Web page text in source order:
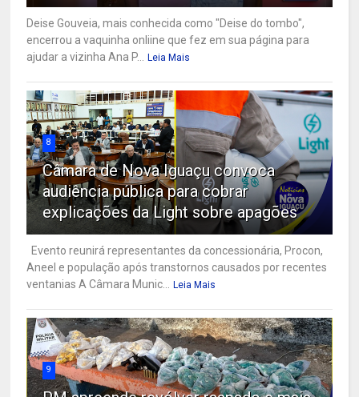
Deise Gouveia, mais conhecida como "Deise do tombo",
encerrou a vaquinha onliine que fez em sua página para
ajudar a vizinha Ana P...
Leia Mais
8
Câmara de Nova Iguaçu convoca
audiência pública para cobrar
explicações da Light sobre apagões
Evento reunirá representantes da concessionária, Procon,
Aneel e população após transtornos causados por recentes
ventanias A Câmara Munic...
Leia Mais
9